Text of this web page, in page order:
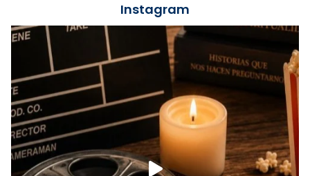
Recupera l'entrevista comp
Vatican
tican News 👇
www.vaticannews.va/es/iglesia/news/2026-
07/carmina-historia-depresion-papa-viaje-
espana-testimoni...
Foto
View on Facebook · Share
Instagram